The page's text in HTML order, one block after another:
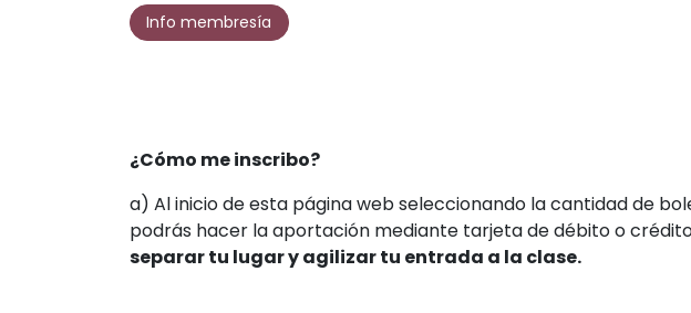
Info membresía
¿Cómo me inscribo?
a) Al inicio de esta página web seleccionando la cantidad de
podrás hacer la aportación mediante tarjeta de débito o
separar tu lugar y agilizar tu entrada a la clase.